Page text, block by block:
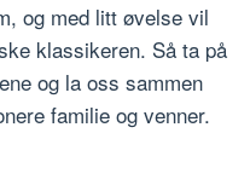
og med litt øvelse vil
klassikeren. Så ta på
og la oss sammen
familie og venner.